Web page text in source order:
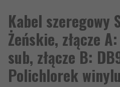
Kabel szeregowy
Żeńskie, złącze
sub, złącze B:
Polichlorek winylu